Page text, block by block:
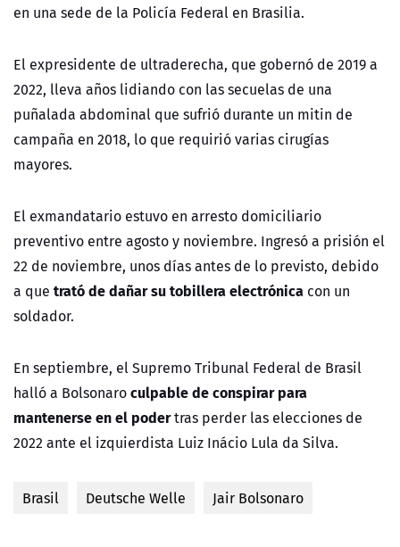
en una sede de la Policía Federal en Brasilia.
El expresidente de ultraderecha, que gobernó de 2019 a
2022, lleva años lidiando con las secuelas de una
puñalada abdominal que sufrió durante un mitin de
campaña en 2018, lo que requirió varias cirugías
mayores.
El exmandatario estuvo en arresto domiciliario
preventivo entre agosto y noviembre. Ingresó a prisión el
22 de noviembre, unos días antes de lo previsto, debido
a que trató de dañar su tobillera electrónica con un
soldador.
En septiembre, el Supremo Tribunal Federal de Brasil
halló a Bolsonaroculpable de conspirar para
mantenerse en el podertras perder las elecciones de
2022 ante el izquierdista Luiz Inácio Lula da Silva.
Brasil Deutsche Welle Jair Bolsonaro